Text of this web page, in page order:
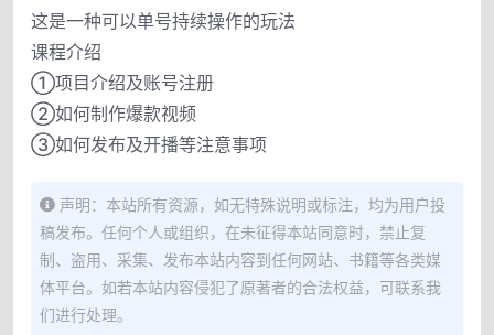
这是一种可以单号持续操作的玩法
课程介绍
①项目介绍及账号注册
②如何制作爆款视频
③如何发布及开播等注意事项
声明：本站所有资源，如无特殊说明或标注，均为用户投
稿发布。任何个人或组织，在未征得本站同意时，禁止复
制、盗用、采集、发布本站内容到任何网站、书籍等各类媒
体平台。如若本站内容侵犯了原著者的合法权益，可联系我
们进行处理。